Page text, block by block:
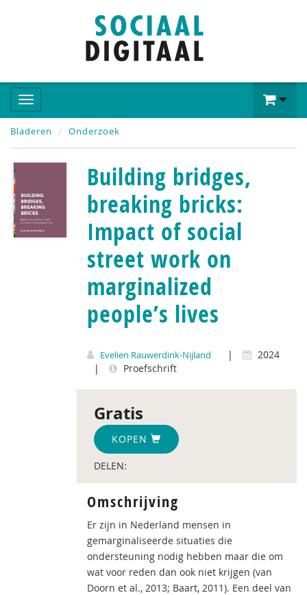
Bladeren Onderzoek
Building bridges,
breaking bricks:
Impact of social
street work on
marginalized
people’s lives
Evelien Rauwerdink-Nijland |
2024
|
Proefschrift
Gratis
KOPEN
DELEN:
Omschrijving
Er zijn in Nederland mensen in
gemarginaliseerde situaties die
ondersteuning nodig hebben maar die om
wat voor reden dan ook niet krijgen (van
Doorn et al., 2013; Baart, 2011). Een deel van